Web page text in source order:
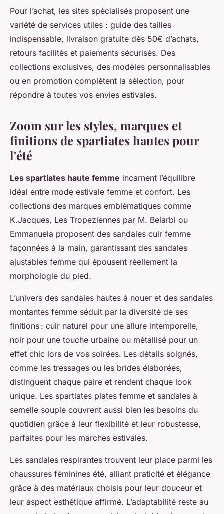
Pour l’achat, les sites spécialisés proposent une
variété de services utiles : guide des tailles
indispensable, livraison gratuite dès 50€ d’achats,
retours facilités et paiements sécurisés. Des
collections exclusives, des modèles personnalisables
ou en promotion complètent la sélection, pour
répondre à toutes vos envies estivales.
Zoom sur les styles, marques et
finitions de spartiates hautes pour
l’été
Les spartiates haute femme incarnent l’équilibre
idéal entre mode estivale femme et confort. Les
collections des marques emblématiques comme
K.Jacques, Les Tropeziennes par M. Belarbi ou
Emmanuela proposent des sandales cuir femme
façonnées à la main, garantissant des sandales
ajustables femme qui épousent réellement la
morphologie du pied.
L’univers des sandales hautes à nouer et des sandales
montantes femme séduit par la diversité de ses
finitions : cuir naturel pour une allure intemporelle,
noir pour une touche urbaine ou métallisé pour un
effet chic lors de vos soirées. Les détails soignés,
comme les tressages ou les brides élaborées,
distinguent chaque paire et rendent chaque look
unique. Les spartiates plates femme et sandales à
semelle souple couvrent aussi bien les besoins du
quotidien grâce à leur flexibilité et leur robustesse,
parfaites pour les marches estivales.
Les sandales respirantes trouvent leur place parmi les
chaussures féminines été, alliant praticité et élégance
grâce à des matériaux choisis pour leur douceur et
leur aspect esthétique affirmé. L’adaptabilité reste au